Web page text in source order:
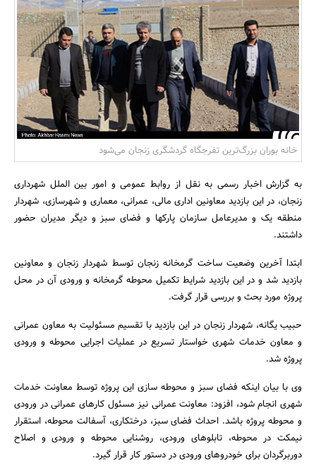
بانک، بیمه و سرمایه
مسکن و ساختمان
خانه بوران بزرگ‌ترین تفرجگاه گردشگری زنجان می‌شود
به گزارش اخبار رسمی به نقل از روابط عمومی و امور بین الملل شهرداری
زنجان، در این بازدید معاونین اداری مالی، عمرانی، معماری و شهرسازی، شهردار
منطقه یک و مدیرعامل سازمان پارکها و فضای سبز و دیگر مدیران حضور
داشتند.
ابتدا آخرین وضعیت ساخت گرمخانه زنجان توسط شهردار زنجان و معاونین
بازدید شد و در این بازدید شرایط تکمیل محوطه گرمخانه و ورودی آن در محل
پروژه مورد بحث و بررسی قرار گرفت.
حبیب یگانه، شهردار زنجان در این بازدید با تقسیم مسئولیت به معاون عمرانی
و معاون خدمات شهری خواستار تسریع در عملیات اجرایی محوطه و ورودی
پروژه شد.
وی با بیان اینکه فضای سبز و محوطه سازی این پروژه توسط معاونت خدمات
شهری انجام شود، افزود: معاونت عمرانی نیز مسئول کارهای عمرانی در ورودی
و محوطه پروژه باشد. احداث فضای سبز، درختکاری، آسفالت محوطه، استقرار
نیمکت در محوطه، تابلوهای ورودی، روشنایی محوطه و ورودی و اصلاح
دوربرگردان برای خودروهای ورودی در دستور کار قرار گیرد.